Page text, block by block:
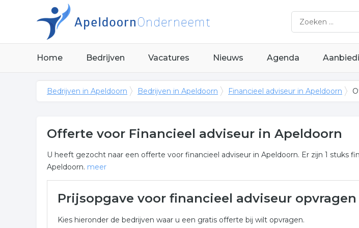
Home Bedrijven Vacatures Nieuws Agenda
Bedrijven in Apeldoorn Bedrijven in Apeldoorn Financieel adviseur in Apeldoorn
Offerte voor Financieel adviseur in Apeldoorn
U heeft gezocht naar een offerte voor financieel adviseur in Apeldoorn. Er zijn 1 stuks
Apeldoorn. meer
Apeldoorn voor een vrijblijvende aanvraag.
Prijsopgave voor financieel adviseur opvragen
Kies hieronder de bedrijven waar u een gratis offerte bij wilt opvragen.